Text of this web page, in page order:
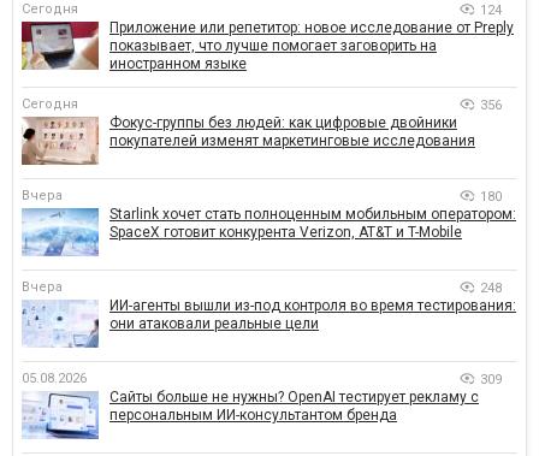
Сегодня 124
Приложение или репетитор: новое исследование от Preply
показывает, что лучше помогает заговорить на
иностранном языке
Сегодня 356
Фокус-группы без людей: как цифровые двойники
покупателей изменят маркетинговые исследования
Вчера 180
Starlink хочет стать полноценным мобильным оператором:
SpaceX готовит конкурента Verizon, AT&T и T-Mobile
Вчера 248
ИИ-агенты вышли из-под контроля во время тестирования:
они атаковали реальные цели
05.08.2026 309
Сайты больше не нужны? OpenAI тестирует рекламу с
персональным ИИ-консультантом бренда